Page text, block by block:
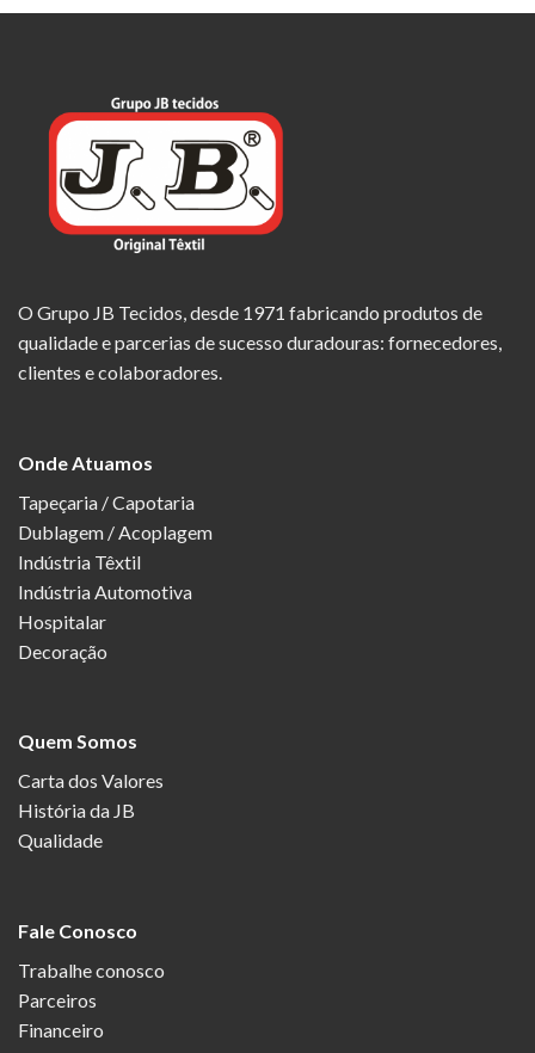
O Grupo JB Tecidos, desde 1971 fabricando produtos de
qualidade e parcerias de sucesso duradouras: fornecedores,
clientes e colaboradores.
Onde Atuamos
Tapeçaria / Capotaria
Dublagem / Acoplagem
Indústria Têxtil
Indústria Automotiva
Hospitalar
Decoração
Quem Somos
Carta dos Valores
História da JB
Qualidade
Fale Conosco
Trabalhe conosco
Parceiros
Financeiro